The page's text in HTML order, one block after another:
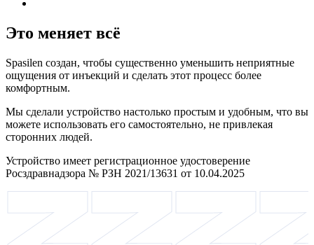
Это меняет всё
Spasilen создан, чтобы существенно уменьшить неприятные
ощущения от инъекций и сделать этот процесс более
комфортным.
Мы сделали устройство настолько простым и удобным, что вы
можете использовать его самостоятельно, не привлекая
сторонних людей.
Устройство имеет регистрационное удостоверение
Росздравнадзора № РЗН 2021/13631 от 10.04.2025